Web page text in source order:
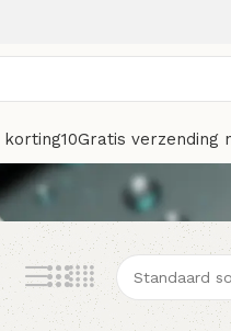
Gratis verzending